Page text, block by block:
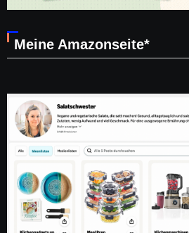
Meine Amazonseite*